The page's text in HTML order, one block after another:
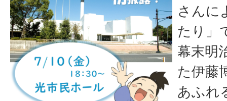
さんに
たり」
幕末明
た伊藤
あふれ